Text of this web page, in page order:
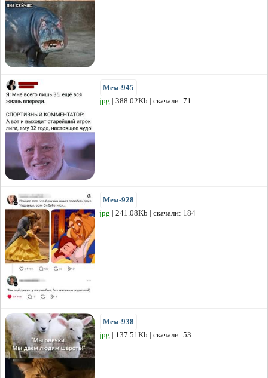
Мем-945
jpg | 388.02Kb | скачали: 71
Мем-928
jpg | 241.08Kb | скачали: 184
Мем-938
jpg | 137.51Kb | скачали: 53